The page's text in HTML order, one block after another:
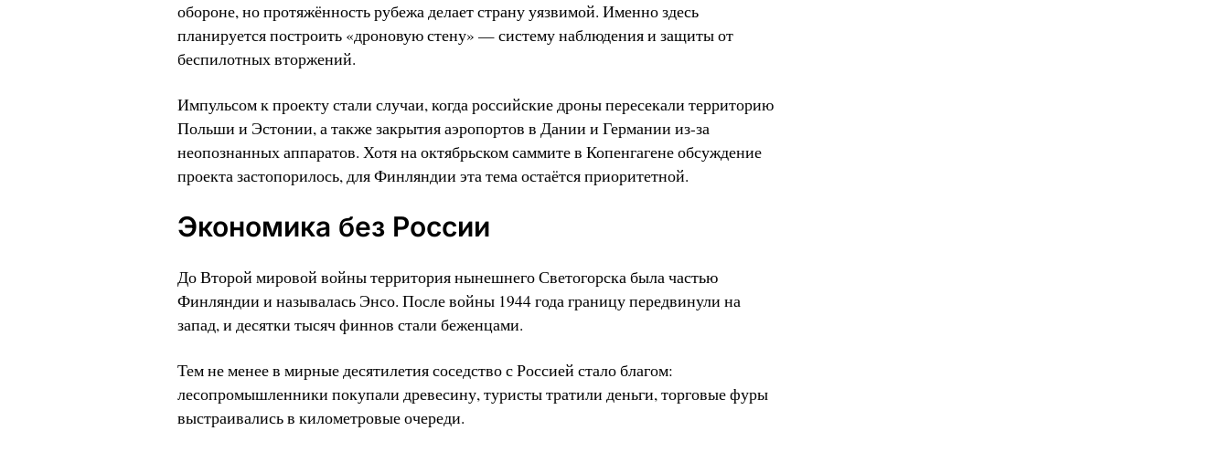
обороне, но протяжённость рубежа делает страну уязвимой. Именно здесь
планируется построить «дроновую стену» — систему наблюдения и защиты от
беспилотных вторжений.
Импульсом к проекту стали случаи, когда российские дроны пересекали территорию
Польши и Эстонии, а также закрытия аэропортов в Дании и Германии из-за
неопознанных аппаратов. Хотя на октябрьском саммите в Копенгагене обсуждение
проекта застопорилось, для Финляндии эта тема остаётся приоритетной.
Экономика без России
До Второй мировой войны территория нынешнего Светогорска была частью
Финляндии и называлась Энсо. После войны 1944 года границу передвинули на
запад, и десятки тысяч финнов стали беженцами.
Тем не менее в мирные десятилетия соседство с Россией стало благом:
лесопромышленники покупали древесину, туристы тратили деньги, торговые фуры
выстраивались в километровые очереди.